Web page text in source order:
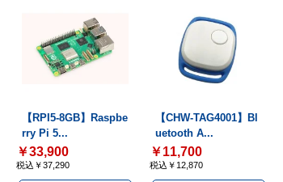
【RPI5-8GB】Raspbe
rry Pi 5...
￥33,900
税込￥37,290
【CHW-TAG4001】Bl
uetooth A...
￥11,700
税込￥12,870